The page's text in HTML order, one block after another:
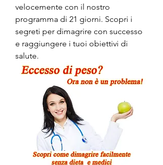
velocemente con il nostro
programma di 21 giorni. Scopri i
segreti per dimagrire con successo
e raggiungere i tuoi obiettivi di
salute.